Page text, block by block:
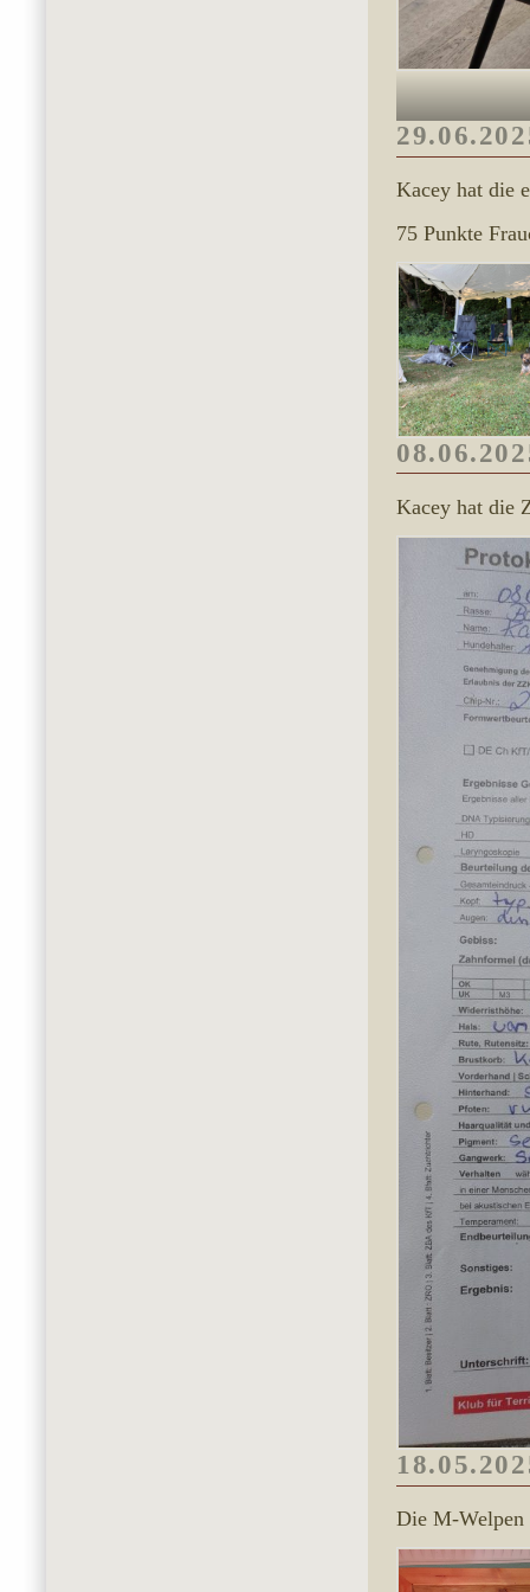
Kacey hat die
75 Punkte
Kacey hat die
Die M-Welpen